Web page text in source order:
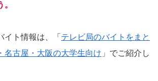
イト情報は、「 テレビ局のバイトをまと
名古屋・大阪の大学生向け 」でご紹介し